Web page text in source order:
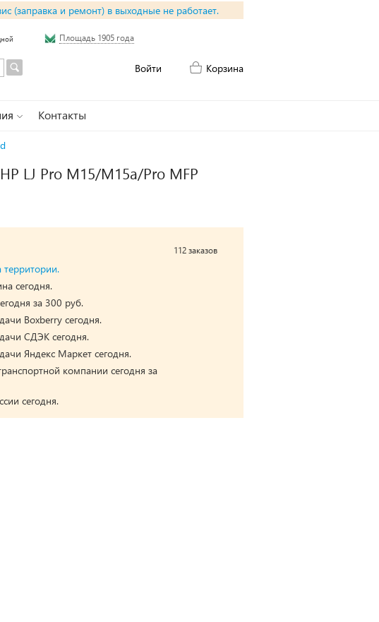
(заправка и ремонт) в выходные не работает.
Площадь 1905 года
Войти Корзина
Контакты
LJ Pro M15/M15a/Pro MFP
территории.
сегодня.
за 300 руб.
Boxberry сегодня.
СДЭК сегодня.
Яндекс Маркет сегодня.
компании сегодня за
сегодня.
112 заказов